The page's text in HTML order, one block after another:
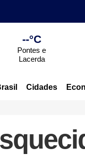
--°C
Pontes e
Lacerda
Cidades